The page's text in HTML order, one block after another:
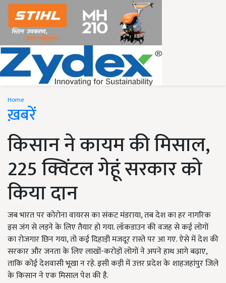
Home
ख़बरें
किसान ने कायम की मिसाल,
225 क्विंटल गेहूं सरकार को
किया दान
जब भारत पर कोरोना वायरस का संकट मंडराया, तब देश का हर नागरिक
इस जंग से लड़ने के लिए तैयार हो गया. लॉकडाउन की वजह से कई लोगों
का रोजगार छिन गया, तो कई दिहाड़ी मजदूर रास्ते पर आ गए. ऐसे में देश की
सरकार और जनता के लिए लाखों-करोड़ों लोगों ने अपने हाथ आगे बढ़ाए,
ताकि कोई देशवासी भूखा न रहे. इसी कड़ी में उत्तर प्रदेश के शाहजहांपुर जिले
के किसान ने एक मिसाल पेश की है.